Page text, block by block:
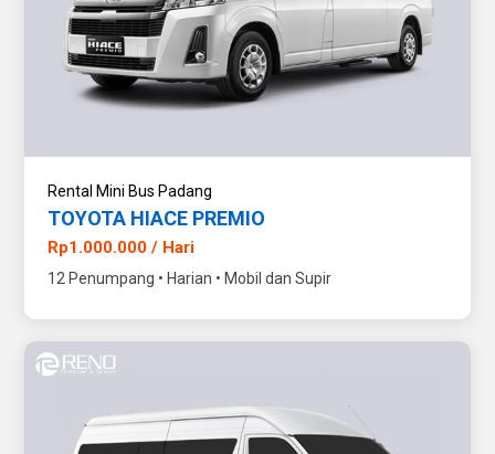
Rental Mini Bus Padang
TOYOTA HIACE PREMIO
Rp1.000.000 / Hari
12 Penumpang • Harian • Mobil dan Supir